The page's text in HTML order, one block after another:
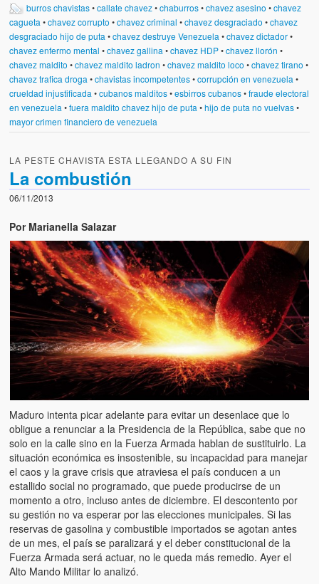
burros chavistas•callate chavez•chaburros•chavez asesino •chavez
cagueta •chavez corrupto •chavez criminal •chavez desgraciado •chavez
desgraciado hijo de puta •chavez destruye Venezuela •chavez dictador•
chavez enfermo mental •chavez gallina •chavez HDP•chavez llorón •
chavez maldito •chavez maldito ladron •chavez maldito loco •chavez tirano •
chavez trafica droga •chavistas incompetentes•corrupción en venezuela •
crueldad injustificada •cubanos malditos•esbirros cubanos•fraude electoral
en venezuela •fuera maldito chavez hijo de puta •hijo de puta no vuelvas•
mayor crimen financiero de venezuela
LA PESTE CHAVISTA ESTA LLEGANDO A SU FIN
La combustión
06/11/2013
Por Marianella Salazar
Maduro intenta picar adelante para evitar un desenlace que lo
obligue a renunciar a la Presidencia de la República, sabe que no
solo en la calle sino en la Fuerza Armada hablan de sustituirlo. La
situación económica es insostenible, su incapacidad para manejar
el caos y la grave crisis que atraviesa el país conducen a un
estallido social no programado, que puede producirse de un
momento a otro, incluso antes de diciembre. El descontento por
su gestión no va esperar por las elecciones municipales. Si las
reservas de gasolina y combustible importados se agotan antes
de un mes, el país se paralizará y el deber constitucional de la
Fuerza Armada será actuar, no le queda más remedio. Ayer el
Alto Mando Militar lo analizó.